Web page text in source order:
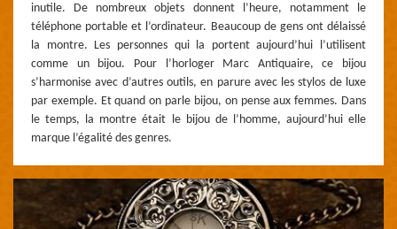
inutile. De nombreux objets donnent l’heure, notamment le
téléphone portable et l’ordinateur. Beaucoup de gens ont délaissé
la montre. Les personnes qui la portent aujourd’hui l’utilisent
comme un bijou. Pour l’horloger Marc Antiquaire, ce bijou
s’harmonise avec d’autres outils, en parure avec les stylos de luxe
par exemple. Et quand on parle bijou, on pense aux femmes. Dans
le temps, la montre était le bijou de l’homme, aujourd’hui elle
marque l’égalité des genres.